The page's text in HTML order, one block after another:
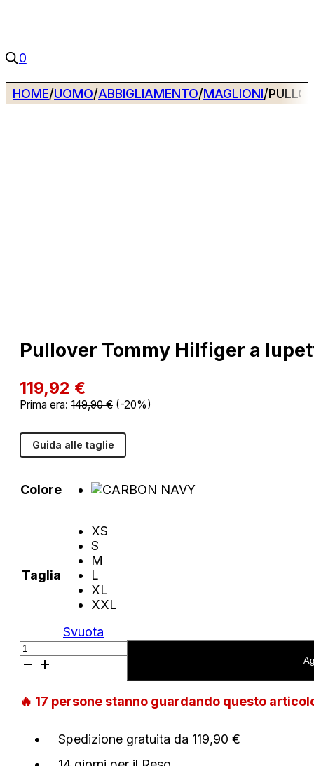
0
HOME/UOMO/ABBIGLIAMENTO/MAGLIONI/
Pullover Tommy Hilfiger a
119,92 €
Prima era: 149,90€ (-20%)
Guida alle taglie
Colore
Taglia
XS
S
M
L
XL
XXL
Svuota
Pullover
Tommy
lupetto
con
🔥 17 persone stanno guardando questo
Spedizione gratuita da 119,90 €